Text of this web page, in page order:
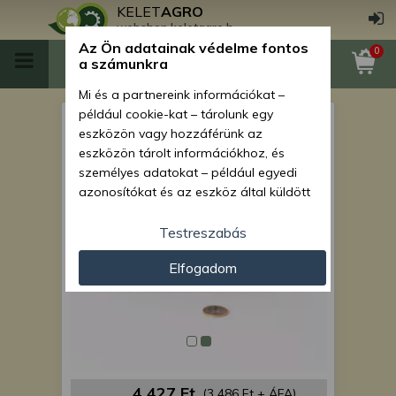
KELETAGRO
webshop.keletagro.hu
0
Ülésrugó új típus (33x200
mm)
Az Ön adatainak védelme fontos
a számunkra
Mi és a partnereink információkat –
például cookie-kat – tárolunk egy
eszközön vagy hozzáférünk az
eszközön tárolt információkhoz, és
személyes adatokat – például egyedi
azonosítókat és az eszköz által küldött
személyre szabott hirdetések és
tartalom nyújtásához, hirdetés- és
tartalomméréshez, nézettségi adatok
gyűjtéséhez, valamint termékek
kifejlesztéséhez és a termékek
partnereink eszközleolvasásos
adatokat és azonosítási információkat
Testreszabás
Elfogadom